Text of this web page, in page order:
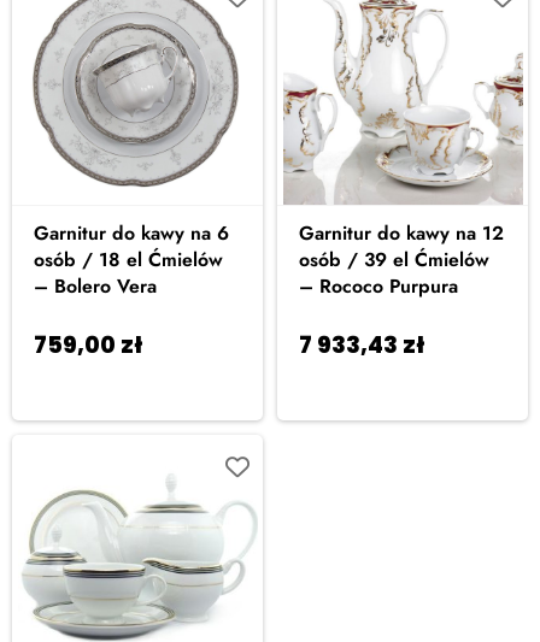
Garnitur do kawy na 6
osób / 18 el Ćmielów
– Bolero Vera
759,00 zł
Garnitur do kawy na 12
osób / 39 el Ćmielów
– Rococo Purpura
7 933,43 zł